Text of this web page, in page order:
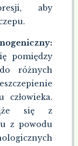
aby
pomiędzy
różnych
człowieka.
się z
z powodu